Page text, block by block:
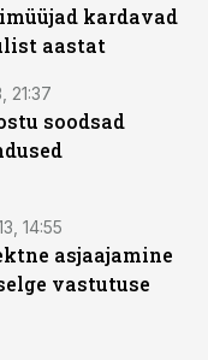
kardavad
aastat
21:37
soodsad
14:55
asjaajamine
vastutuse